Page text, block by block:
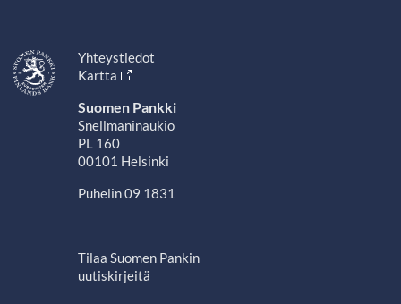
Yhteystiedot
Kartta
Suomen Pankki
Snellmaninaukio
PL 160
00101 Helsinki
Puhelin 09 1831
Tilaa Suomen Pankin
uutiskirjeitä